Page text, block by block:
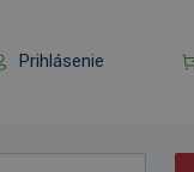
Prihlásenie